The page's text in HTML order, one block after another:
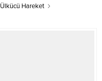
Ülkücü Hareket